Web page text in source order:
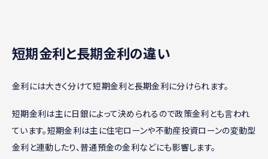
短期金利と長期金利の違い
金利には大きく分けて短期金利と長期金利に分けられます。
短期金利は主に日銀によって決められるので政策金利とも言われ
ています。短期金利は主に住宅ローンや不動産投資ローンの変動型
金利と連動したり、普通預金の金利などにも影響します。